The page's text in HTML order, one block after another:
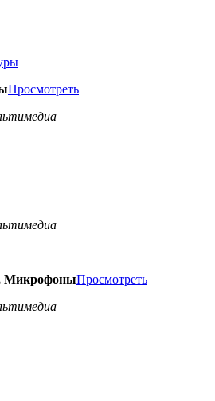
Просмотреть
МикрофоныПросмотреть